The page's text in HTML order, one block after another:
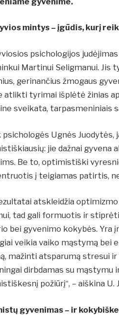
mintys – įgūdis, kurį
psichologijos
Martinui Seligmanui. Jis
gerinančius žmogaus
atlikti tyrimai išplėtė žinias
sveikata, tarpasmeniniais
psichologės Ugnės Juodytės,
jie dažnai gyvena
Be to, optimistiški
į teigiamas patirtis,
atskleidžia
tad gali formuotis ir
bei gyvenimo kokybės. Yra
veikia vaiko mąstymą bei
mažinti atsparumą stresui
dirbdamas su mąstymu
požiūrį“, – aiškina U.
gyvenimas – ir